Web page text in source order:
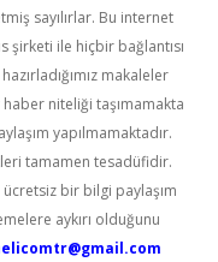
sayılırlar. Bu internet
şirketi ile hiçbir bağlantısı
makaleler
niteliği taşımamakta
yapılmamaktadır.
tamamen tesadüfidir.
bir bilgi paylaşım
aykırı olduğunu